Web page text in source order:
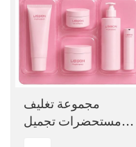
مجموعة تغليف
مستحضرات تجميل